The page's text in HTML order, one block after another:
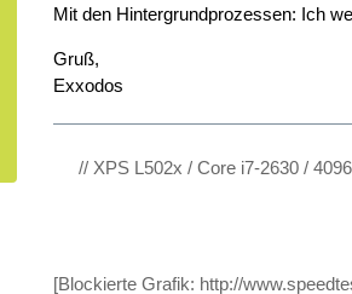
Mit den Hintergrundprozessen: Ich
Gruß,
Exxodos
// XPS L502x / Core i7-2630 /
[Blockierte Grafik: http://